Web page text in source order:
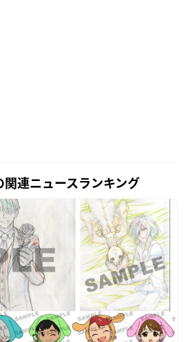
連ニュースランキング